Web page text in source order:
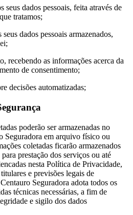
seus dados pessoais, feita através de
tratamos;
dados pessoais armazenados,
recebendo as informações acerca da
de consentimento;
decisões automatizadas;
poderão ser armazenadas no
Seguradora em arquivo físico ou
coletadas ficarão armazenados
prestação dos serviços ou até
nesta Política de Privacidade,
e previsões legais de
Seguradora adota todos os
técnicas necessárias, a fim de
e sigilo dos dados